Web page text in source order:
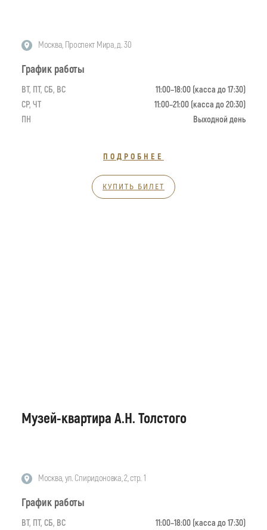
Москва, Проспект Мира, д. 30
График работы
ВТ, ПТ, СБ, ВС
11:00–18:00 (касса до 17:30)
СР, ЧТ
11:00–21:00 (касса до 20:30)
ПН
Выходной день
ПОДРОБНЕЕ
КУПИТЬ БИЛЕТ
Музей-квартира А.Н. Толстого
Москва, ул. Спиридоновка, 2, стр. 1
График работы
ВТ, ПТ, СБ, ВС
11:00–18:00 (касса до 17:30)